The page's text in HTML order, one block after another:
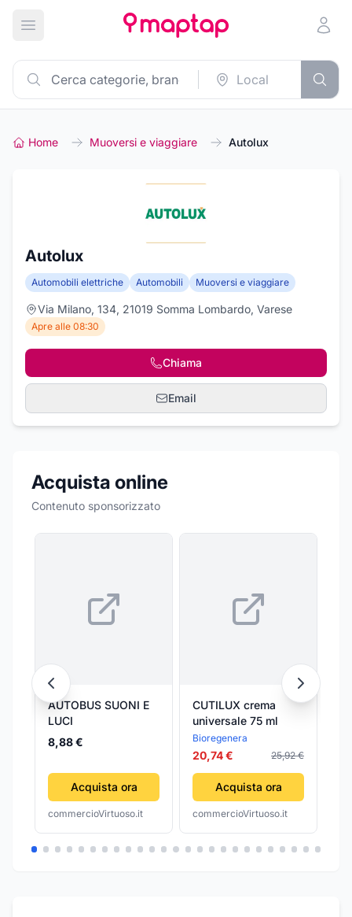
Apri menu principale
Home Muoversi e viaggiare Autolux
Autolux
Automobili elettriche Automobili Muoversi e viaggiare
Via Milano, 134, 21019 Somma Lombardo, Varese
Apre alle 08:30
Chiama
Email
Acquista online
Contenuto sponsorizzato
AUTOBUS SUONI E
LUCI
8,88 €
Acquista ora
commercioVirtuoso.it
CUTILUX crema
universale 75 ml
Bioregenera
20,74 € 25,92 €
Acquista ora
commercioVirtuoso.it